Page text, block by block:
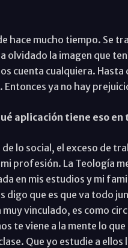
hace mucho tiempo. Se
olvidado la imagen que
cuenta cualquiera.
ya no hay
aplicación tiene eso en
lo social, el exceso de
profesión. La Teología
en mis estudios y mi
digo que es que va todo
vinculado, es como
te viene a la mente lo
Que yo estudie a ellos